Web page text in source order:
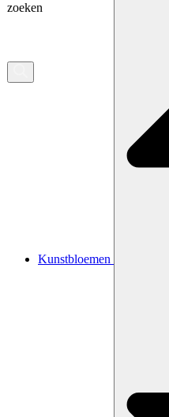
zoeken
Kunstbloemen